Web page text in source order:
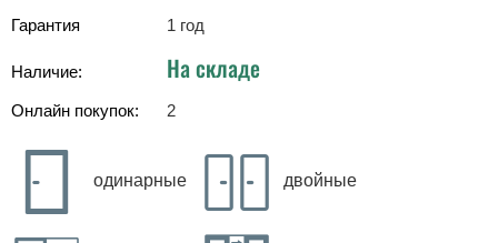
Гарантия
1 год
Наличие: На складе
Онлайн покупок: 2
одинарные двойные